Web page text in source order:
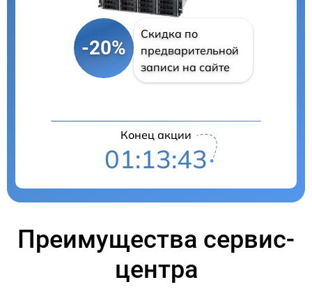
-20%
Скидка по
предварительной
записи на сайте
Конец акции
01:13:42
Преимущества сервис-
центра